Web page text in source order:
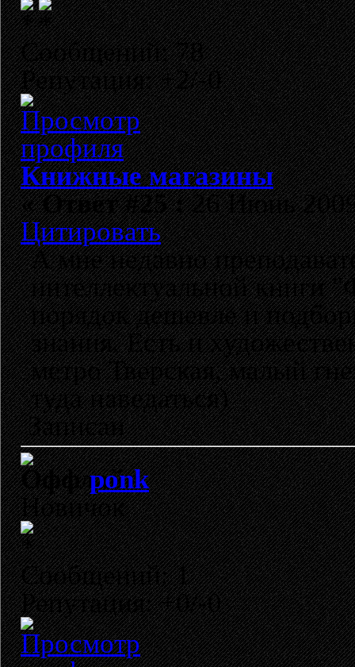
Сообщений: 78
Репутация: +2/-0
Книжные магазины
«Ответ #25 :26 Июнь
Цитировать
А мне недавно
интеллектуальной книги
порядок дешевле и
знания. Есть и
метро Тверская, малый
туда наведаться)
Записан
ponk
Новичок
Сообщений: 1
Репутация: +0/-0